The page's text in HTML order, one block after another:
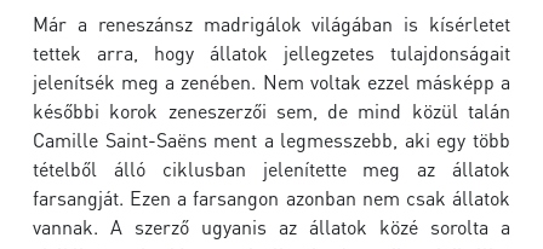
Már a reneszánsz madrigálok világában is kísérletet
tettek arra, hogy állatok jellegzetes tulajdonságait
jelenítsék meg a zenében. Nem voltak ezzel másképp a
későbbi korok zeneszerzői sem, de mind közül talán
Camille Saint-Saëns ment a legmesszebb, aki egy több
tételből álló ciklusban jelenítette meg az állatok
farsangját. Ezen a farsangon azonban nem csak állatok
vannak. A szerző ugyanis az állatok közé sorolta a